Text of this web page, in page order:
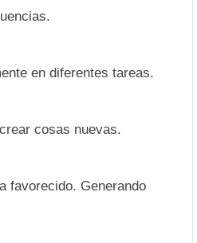
en diferentes tareas.
cosas nuevas.
favorecido. Generando